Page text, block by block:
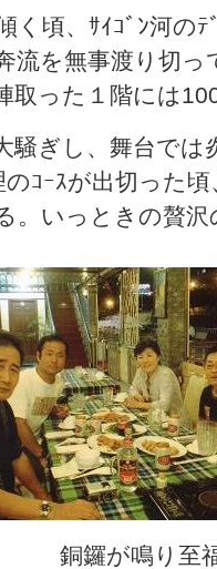
く頃、ｻｲｺﾞﾝ河のﾃ
流を無事渡り切
取った１階には
騒ぎし、舞台で
ｺｰｽが出切った
。いっときの贅
福の川風